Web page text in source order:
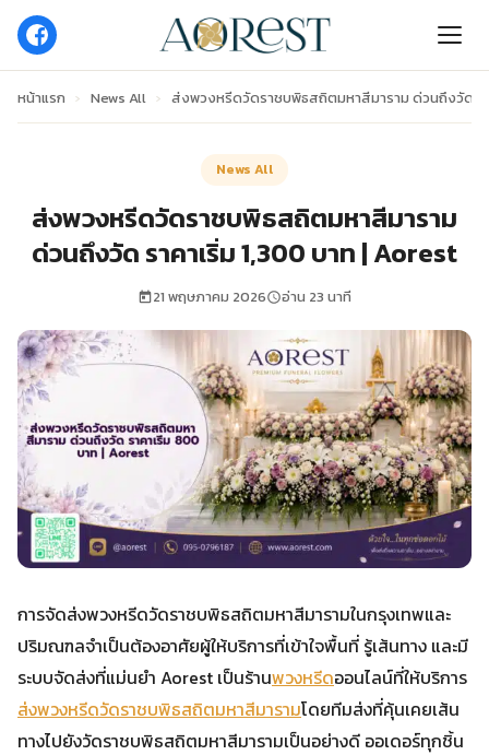
หน้าแรก › News All › ส่งพวงหรีดวัดราชบพิธสถิตมหาสีมาราม ด่วนถึงวัด ร
News All
ส่งพวงหรีดวัดราชบพิธสถิตมหาสีมาราม
ด่วนถึงวัด ราคาเริ่ม 1,300 บาท | Aorest
21 พฤษภาคม 2026 อ่าน 23 นาที
การจัดส่งพวงหรีดวัดราชบพิธสถิตมหาสีมารามในกรุงเทพและ
ปริมณฑลจำเป็นต้องอาศัยผู้ให้บริการที่เข้าใจพื้นที่ รู้เส้นทาง และมี
ระบบจัดส่งที่แม่นยำ Aorest เป็นร้านพวงหรีดออนไลน์ที่ให้บริการ
ส่งพวงหรีดวัดราชบพิธสถิตมหาสีมารามโดยทีมส่งที่คุ้นเคยเส้น
ทางไปยังวัดราชบพิธสถิตมหาสีมารามเป็นอย่างดี ออเดอร์ทุกชิ้น